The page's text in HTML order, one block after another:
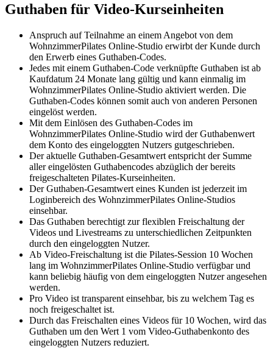
Guthaben für Video-Kurseinheiten
Anspruch auf Teilnahme an einem Angebot von dem
WohnzimmerPilates Online-Studio erwirbt der Kunde durch
den Erwerb eines Guthaben-Codes.
Jedes mit einem Guthaben-Code verknüpfte Guthaben ist ab
Kaufdatum 24 Monate lang gültig und kann einmalig im
WohnzimmerPilates Online-Studio aktiviert werden. Die
Guthaben-Codes können somit auch von anderen Personen
eingelöst werden.
Mit dem Einlösen des Guthaben-Codes im
WohnzimmerPilates Online-Studio wird der Guthabenwert
dem Konto des eingeloggten Nutzers gutgeschrieben.
Der aktuelle Guthaben-Gesamtwert entspricht der Summe
aller eingelösten Guthabencodes abzüglich der bereits
freigeschalteten Pilates-Kurseinheiten.
Der Guthaben-Gesamtwert eines Kunden ist jederzeit im
Loginbereich des WohnzimmerPilates Online-Studios
einsehbar.
Das Guthaben berechtigt zur flexiblen Freischaltung der
Videos und Livestreams zu unterschiedlichen Zeitpunkten
durch den eingeloggten Nutzer.
Ab Video-Freischaltung ist die Pilates-Session 10 Wochen
lang im WohnzimmerPilates Online-Studio verfügbar und
kann beliebig häufig von dem eingeloggten Nutzer angesehen
werden.
Pro Video ist transparent einsehbar, bis zu welchem Tag es
noch freigeschaltet ist.
Durch das Freischalten eines Videos für 10 Wochen, wird das
Guthaben um den Wert 1 vom Video-Guthabenkonto des
eingeloggten Nutzers reduziert.